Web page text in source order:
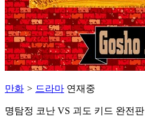
만화 > 드라마 연재중
명탐정 코난 VS 괴도 키드 완전판